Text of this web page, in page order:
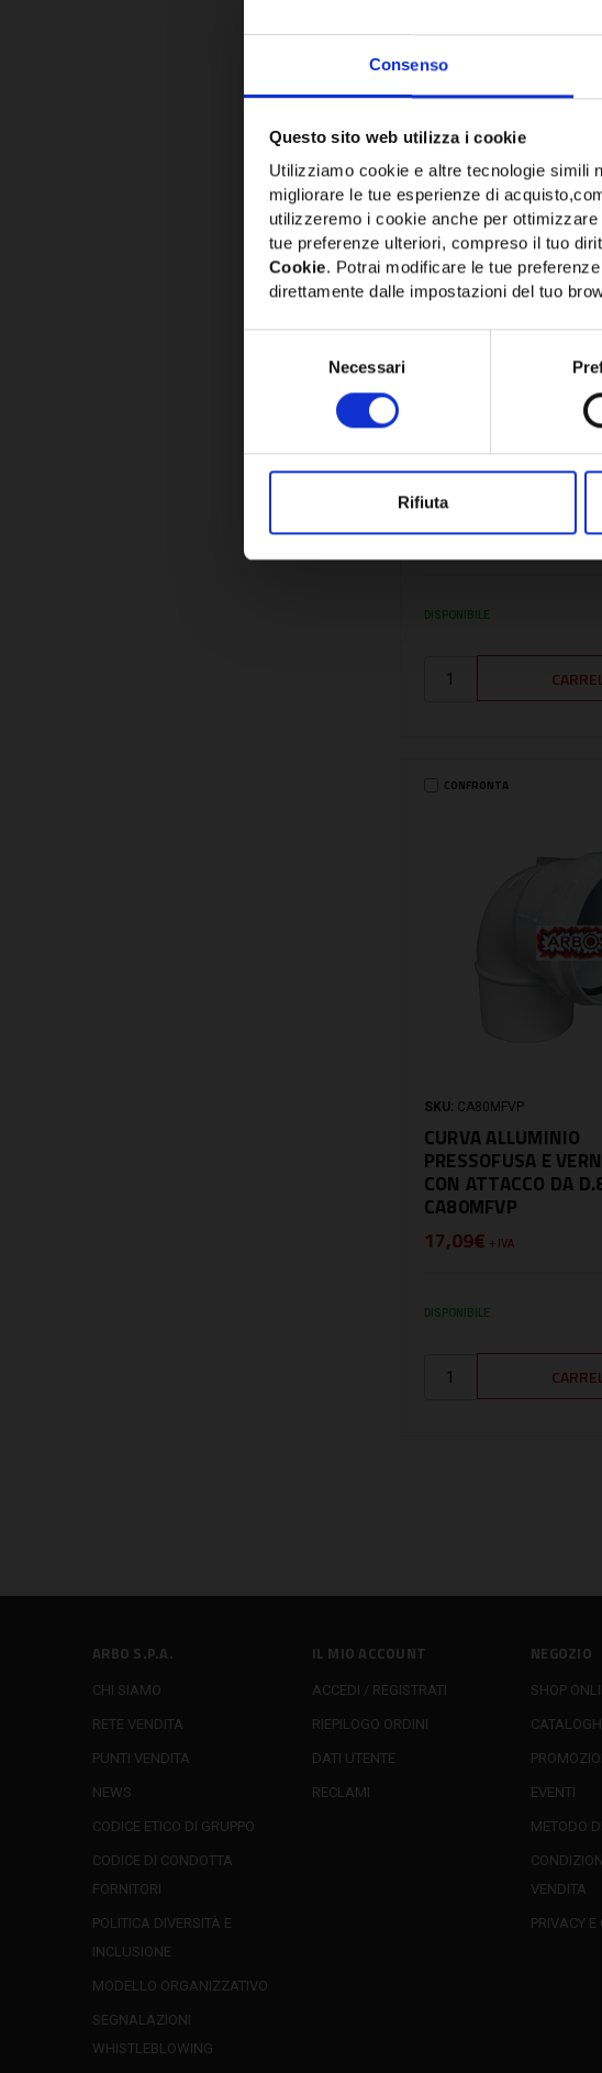
Consenso
Questo sito web utilizza i cookie
Utilizziamo cookie e altre tecnologie simili
migliorare le tue esperienze di
utilizzeremo i cookie anche per
tue preferenze ulteriori, compreso il tuo
Cookie. Potrai modificare le tue
direttamente dalle impostazioni del tuo
Necessari
Rifiuta
D.100 VERNICIATA E
14,66€
DISPONIBILE
CONFRONTA
SKU: CA80MFVP
CURVA ALLUMINIO
PRESSOFUSA E
CON ATTACCO DA
CA80MFVP
17,09€ + IVA
DISPONIBILE
ARBO S.P.A.
CHI SIAMO
RETE VENDITA
PUNTI VENDITA
NEWS
CODICE ETICO DI GRUPPO
CODICE DI CONDOTTA
FORNITORI
POLITICA DIVERSITÀ E
INCLUSIONE
MODELLO ORGANIZZATIVO
SEGNALAZIONI
WHISTLEBLOWING
IL MIO ACCOUNT
ACCEDI / REGISTRATI
RIEPILOGO ORDINI
DATI UTENTE
RECLAMI
NEGOZIO
SHOP
EVENTI
METODO
VENDITA
PRIVACY E